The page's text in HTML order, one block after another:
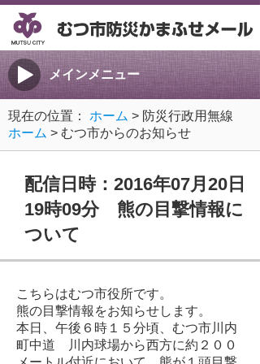
メインメニュー
現在の位置： ホーム > 防災行政用無線
ホーム > むつ市からのお知らせ
配信日時：2016年07月20日
19時09分 熊の目撃情報に
ついて
こちらはむつ市役所です。
熊の目撃情報をお知らせします。
本日、午後６時１５分頃、むつ市川内
町中道 川内球場から西方に約２００